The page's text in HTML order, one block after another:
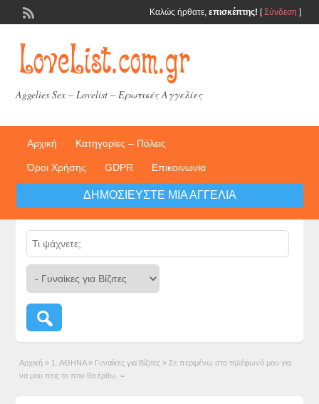
Καλώς ήρθατε, επισκέπτης! [Σύνδεση ]
Aggelies Sex – Lovelist – Ερωτικές Αγγελίες
Αρχική Κατηγορίες – Πόλεις
Όροι Χρήσης GDPR Επικοινωνία
ΔΗΜΟΣΙΕΎΣΤΕ ΜΙΑ ΑΓΓΕΛΊΑ
Αρχική » 1. ΑΘΗΝΑ » Γυναίκες για Βίζιτες » Σε περιμένω στο τηλέφωνό μου για
να μου πεις το που θα έρθω. =